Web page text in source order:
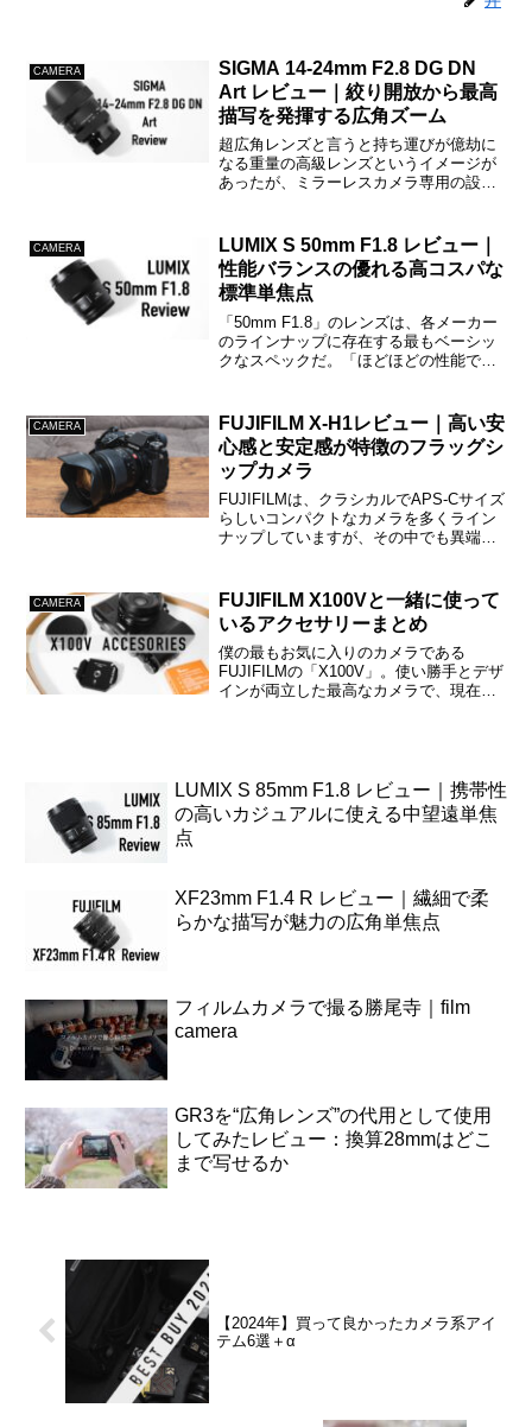
CAMERA
SIGMA 14-24mm F2.8 DG DN
Art レビュー｜絞り開放から最高
描写を発揮する広角ズーム
超広角レンズと言うと持ち運びが億劫に
なる重量の高級レンズというイメージが
あったが、ミラーレスカメラ専用の設計
このSIGMAから発売されている超広角...
CAMERA
LUMIX S 50mm F1.8 レビュー｜
性能バランスの優れる高コスパな
標準単焦点
「50mm F1.8」のレンズは、各メーカー
のラインナップに存在する最もベーシッ
クなスペックだ。「ほどほどの性能で、
トには「なかなかの性能で、高コスパ」
な一本...
CAMERA
FUJIFILM X-H1レビュー｜高い安
心感と安定感が特徴のフラッグシ
ップカメラ
FUJIFILMは、クラシカルでAPS-Cサイズ
らしいコンパクトなカメラを多くライン
ナップしていますが、その中でも異端児
正ユニットを搭載し、良い意味で
FUJIFIL...
CAMERA
FUJIFILM X100Vと一緒に使って
いるアクセサリーまとめ
僕の最もお気に入りのカメラである
FUJIFILMの「X100V」。使い勝手とデザ
インが両立した最高なカメラで、現在で
LUMIX S 85mm F1.8 レビュー｜携帯性
の高いカジュアルに使える中望遠単焦
点
XF23mm F1.4 R レビュー｜繊細で柔
らかな描写が魅力の広角単焦点
フィルムカメラで撮る勝尾寺｜film
camera
GR3を“広角レンズ”の代用として使用
してみたレビュー：換算28mmはどこ
まで写せるか
【2024年】買って良かったカメラ系アイ
テム6選＋α